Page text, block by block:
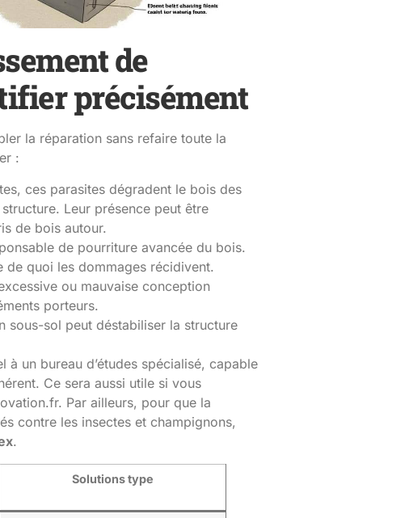
de
précisément
la réparation sans refaire toute la
:
ces parasites dégradent le bois des
Leur présence peut être
de bois autour.
de pourriture avancée du bois.
de quoi les dommages récidivent.
ou mauvaise conception
porteurs.
sous-sol peut déstabiliser la structure
un bureau d’études spécialisé, capable
Ce sera aussi utile si vous
. Par ailleurs, pour que la
contre les insectes et champignons,
.
Solutions type